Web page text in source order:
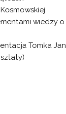
wiedzy o
Tomka